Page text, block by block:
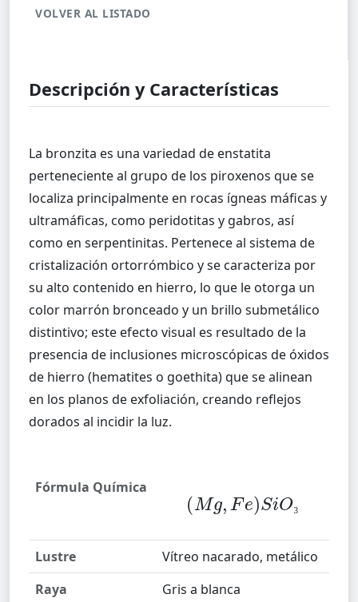
VOLVER AL LISTADO
Descripción y Características
La bronzita es una variedad de enstatita
perteneciente al grupo de los piroxenos que se
localiza principalmente en rocas ígneas máficas y
ultramáficas, como peridotitas y gabros, así
como en serpentinitas. Pertenece al sistema de
cristalización ortorrómbico y se caracteriza por
su alto contenido en hierro, lo que le otorga un
color marrón bronceado y un brillo submetálico
distintivo; este efecto visual es resultado de la
presencia de inclusiones microscópicas de óxidos
de hierro (hematites o goethita) que se alinean
en los planos de exfoliación, creando reflejos
Fórmula Química
₃
Mg,F e)SiO
Lustre
Vítreo nacarado, metálico
Raya
Gris a blanca